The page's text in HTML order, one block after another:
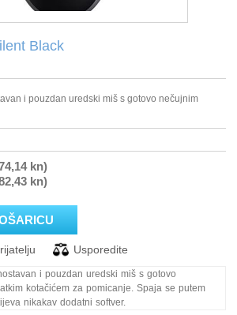
BICIKLI
Black
i pouzdan uredski miš s gotovo nečujnim
kn)
kn)
i pouzdan uredski miš s gotovo
kotačićem za pomicanje. Spaja se putem
nikakav dodatni softver.